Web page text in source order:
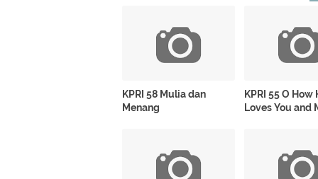
KPRI 58 Mulia dan
Menang
KPRI 55 O How
Loves You and